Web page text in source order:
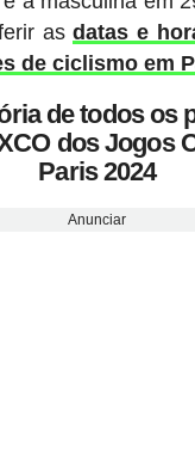
asdatas e
de ciclismo em
de todos os
dos Jogos
Paris 2024
Anunciar